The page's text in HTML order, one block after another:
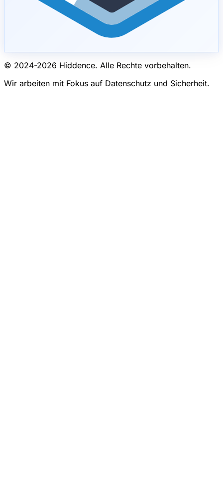
© 2024-2026 Hiddence. Alle Rechte vorbehalten.
Wir arbeiten mit Fokus auf Datenschutz und Sicherheit.